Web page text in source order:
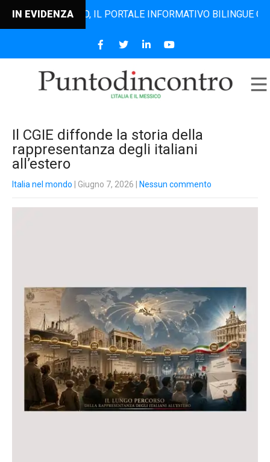
IN EVIDENZAIL PORTALE INFORMATIVO BILINGUE CHE
Il CGIE diffonde la storia della
rappresentanza degli italiani
all’estero
Italia nel mondo | Giugno 7, 2026 Nessun commento